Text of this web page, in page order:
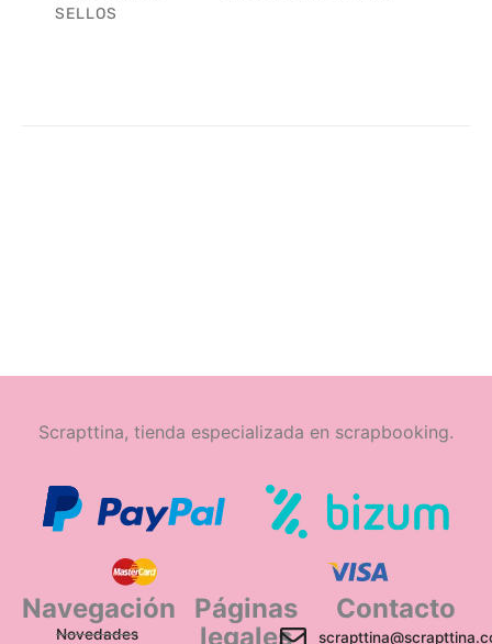
SELLOS
Scrapttina, tienda especializada en scrapbooking.
Navegación
Novedades
Páginas
legales
Contacto